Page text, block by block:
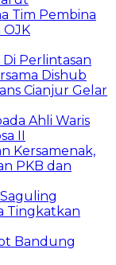
Tim Pembina
OJK
Perlintasan
Dishub
Cianjur Gelar
Ahli Waris
II
Kersamenak,
PKB dan
Tingkatkan
Bandung